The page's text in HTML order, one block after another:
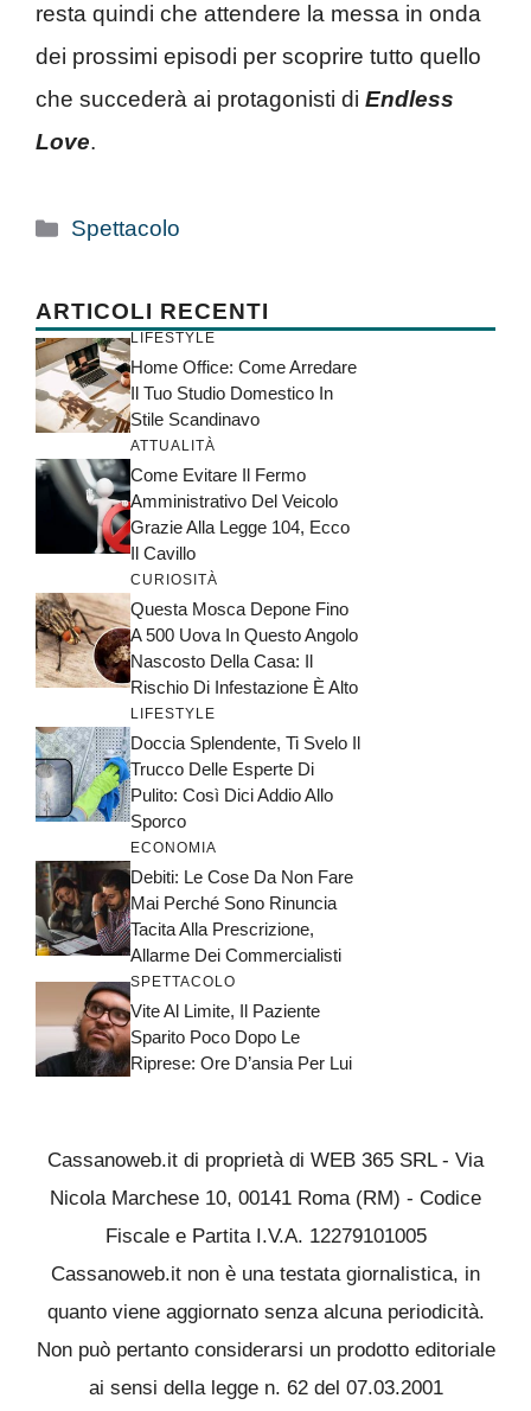
resta quindi che attendere la messa in onda
dei prossimi episodi per scoprire tutto quello
che succederà ai protagonisti di Endless
Love.
Categorie
Spettacolo
ARTICOLI RECENTI
LIFESTYLE
Home Office: Come Arredare
Il Tuo Studio Domestico In
Stile Scandinavo
ATTUALITÀ
Come Evitare Il Fermo
Amministrativo Del Veicolo
Grazie Alla Legge 104, Ecco
Il Cavillo
CURIOSITÀ
Questa Mosca Depone Fino
A 500 Uova In Questo Angolo
Nascosto Della Casa: Il
Rischio Di Infestazione È Alto
LIFESTYLE
Doccia Splendente, Ti Svelo Il
Trucco Delle Esperte Di
Pulito: Così Dici Addio Allo
Sporco
ECONOMIA
Debiti: Le Cose Da Non Fare
Mai Perché Sono Rinuncia
Tacita Alla Prescrizione,
Allarme Dei Commercialisti
SPETTACOLO
Vite Al Limite, Il Paziente
Sparito Poco Dopo Le
Riprese: Ore D’ansia Per Lui
Cassanoweb.it di proprietà di WEB 365 SRL - Via
Nicola Marchese 10, 00141 Roma (RM) - Codice
Fiscale e Partita I.V.A. 12279101005
Cassanoweb.it non è una testata giornalistica, in
quanto viene aggiornato senza alcuna periodicità.
Non può pertanto considerarsi un prodotto editoriale
ai sensi della legge n. 62 del 07.03.2001